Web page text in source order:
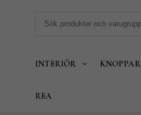
INTERIÖR KNOPPAR
REA